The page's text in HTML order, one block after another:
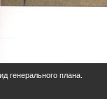
в
генерального плана.